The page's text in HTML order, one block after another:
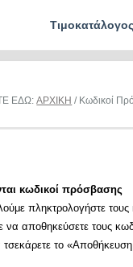
Τιμοκατάλογος
ΕΔΩ:ΑΡΧΙΚΗ / Κωδικοί
κωδικοί πρόσβασης
πληκτρολογήστε
να αποθηκεύσετε τους
τσεκάρετε το